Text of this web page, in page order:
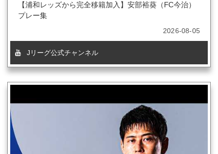
【浦和レッズから完全移籍加入】安部裕葵（FC今治）
プレー集
2026-08-05
Jリーグ公式チャンネル